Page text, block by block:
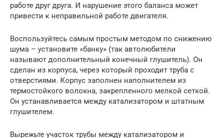
работе друг друга. И нарушение этого баланса может
привести к неправильной работе двигателя.
Воспользуйтесь самым простым методом по снижению
шума – установите «банку» (так автолюбители
называют дополнительный конечный глушитель). Он
сделан из корпуса, через который проходит труба с
отверстиями. Корпус заполнен наполнителем из
термостойкого волокна, закрепленного мелкой сеткой.
Он устанавливается между катализатором и штатным
глушителем.
Вырежьте участок трубы между катализатором и